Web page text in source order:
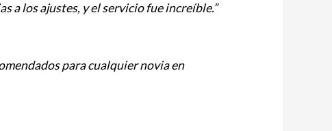
a los ajustes, y el servicio fue increíble.”
para cualquier novia en